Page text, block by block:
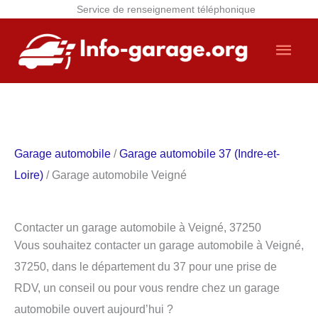
Service de renseignement téléphonique
contenu
Garage automobile /Garage automobile 37 (Indre-et-
Loire) / Garage automobile Veigné
Contacter un garage automobile à Veigné, 37250
Vous souhaitez contacter un garage automobile à Veigné,
37250, dans le département du 37 pour une prise de
RDV, un conseil ou pour vous rendre chez un garage
automobile ouvert aujourd’hui ?